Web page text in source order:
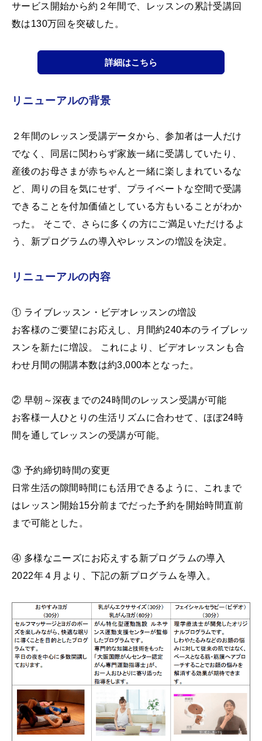
サービス開始から約２年間で、レッスンの累計受講回
数は130万回を突破した。
詳細はこちら
リニューアルの背景
２年間のレッスン受講データから、参加者は一人だけ
でなく、同居に関わらず家族一緒に受講していたり、
産後のお母さまが赤ちゃんと一緒に楽しまれているな
ど、周りの目を気にせず、プライベートな空間で受講
できることを付加価値としている方もいることがわか
った。 そこで、さらに多くの方にご満足いただけるよ
う、新プログラムの導入やレッスンの増設を決定。
リニューアルの内容
① ライブレッスン・ビデオレッスンの増設
お客様のご要望にお応えし、月間約240本のライブレッ
スンを新たに増設。 これにより、ビデオレッスンも合
わせ月間の開講本数は約3,000本となった。
② 早朝～深夜までの24時間のレッスン受講が可能
お客様一人ひとりの生活リズムに合わせて、ほぼ24時
間を通してレッスンの受講が可能。
③ 予約締切時間の変更
日常生活の隙間時間にも活用できるように、これまで
はレッスン開始15分前までだった予約を開始時間直前
まで可能とした。
④ 多様なニーズにお応えする新プログラムの導入
2022年４月より、下記の新プログラムを導入。